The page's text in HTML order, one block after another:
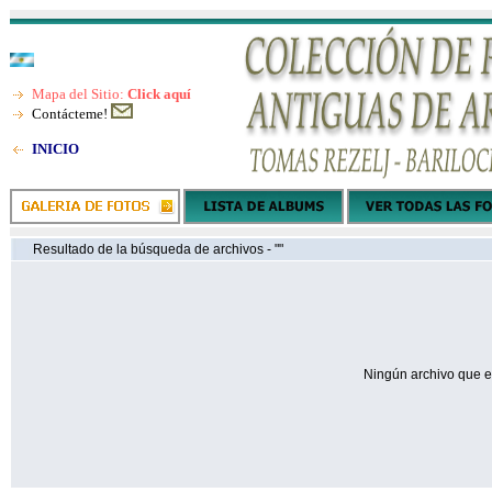
Mapa del Sitio: Click aquí
Contácteme!
INICIO
Resultado de la búsqueda de archivos - ""
Ningún archivo que